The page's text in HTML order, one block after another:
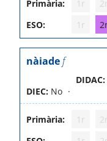
Primària: 1r
ESO:
1r
nàiadef
DIEC: No
DIDAC:
Primària: 1r